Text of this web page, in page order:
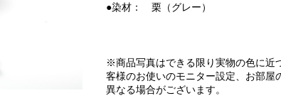
●染材： 栗（グレー）
※商品写真はできる限り実物の色に近
客様のお使いのモニター設定、お部屋
異なる場合がございます。